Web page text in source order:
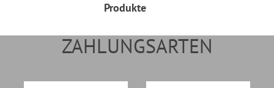
Produkte
ZAHLUNGSARTEN